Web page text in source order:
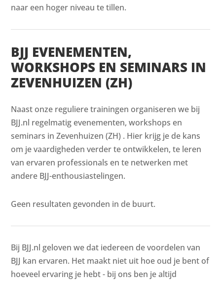
naar een hoger niveau te tillen.
BJJ EVENEMENTEN,
WORKSHOPS EN SEMINARS IN
ZEVENHUIZEN (ZH)
Naast onze reguliere trainingen organiseren we bij
BJJ.nl regelmatig evenementen, workshops en
seminars in Zevenhuizen (ZH) . Hier krijg je de kans
om je vaardigheden verder te ontwikkelen, te leren
van ervaren professionals en te netwerken met
andere BJJ-enthousiastelingen.
Geen resultaten gevonden in de buurt.
Bij BJJ.nl geloven we dat iedereen de voordelen van
BJJ kan ervaren. Het maakt niet uit hoe oud je bent of
hoeveel ervaring je hebt - bij ons ben je altijd